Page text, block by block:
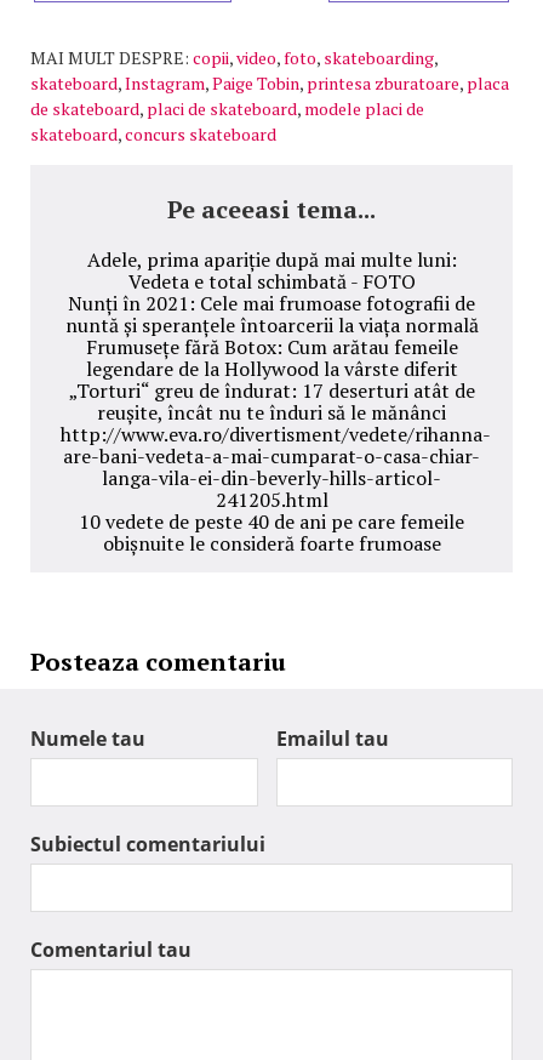
MAI MULT DESPRE: copii,video,foto, skateboarding,
skateboard,Instagram,Paige Tobin, printesa zburatoare, placa
de skateboard, placi de skateboard, modele placi de
skateboard,concurs skateboard
Pe aceeasi tema...
Adele, prima apariție după mai multe luni:
Vedeta e total schimbată - FOTO
Nunți în 2021: Cele mai frumoase fotografii de
nuntă și speranțele întoarcerii la viața normală
Frumusețe fără Botox: Cum arătau femeile
legendare de la Hollywood la vârste diferit
„Torturi“ greu de îndurat: 17 deserturi atât de
reușite, încât nu te înduri să le mănânci
http://www.eva.ro/divertisment/vedete/rihanna-
are-bani-vedeta-a-mai-cumparat-o-casa-chiar-
langa-vila-ei-din-beverly-hills-articol-
241205.html
10 vedete de peste 40 de ani pe care femeile
obișnuite le consideră foarte frumoase
Posteaza comentariu
Numele tau Emailul tau
Subiectul comentariului
Comentariul tau